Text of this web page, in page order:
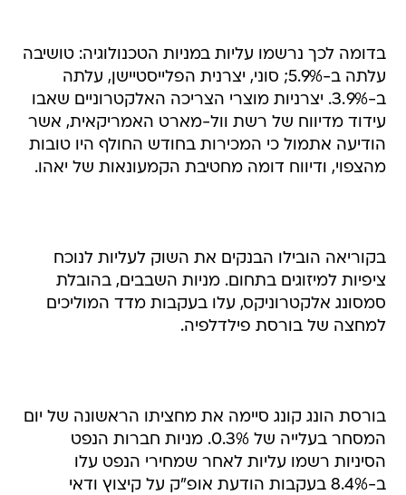
בדומה לכך נרשמו עליות במניות הטכנולוגיה: טושיבה
עלתה ב-5.9%; סוני, יצרנית הפלייסטיישן, עלתה
ב-3.9%. יצרניות מוצרי הצריכה האלקטרוניים שאבו
עידוד מדיווח של רשת וול-מארט האמריקאית, אשר
הודיעה אתמול כי המכירות בחודש החולף היו טובות
מהצפוי, ודיווח דומה מחטיבת הקמעונאות של יאהו.
בקוריאה הובילו הבנקים את השוק לעליות לנוכח
ציפיות למיזוגים בתחום. מניות השבבים, בהובלת
סמסונג אלקטרוניקס, עלו בעקבות מדד המוליכים
למחצה של בורסת פילדלפיה.
בורסת הונג קונג סיימה את מחציתו הראשונה של יום
המסחר בעלייה של 0.3%. מניות חברות הנפט
הסיניות רשמו עליות לאחר שמחירי הנפט עלו
ב-8.4% בעקבות הודעת אופ"ק על קיצוץ ודאי